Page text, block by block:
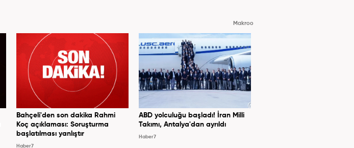
Makroo
Bahçeli'den son dakika Rahmi
Koç açıklaması: Soruşturma
başlatılması yanlıştır
Haber7
ABD yolculuğu başladı! İran Milli
Takımı, Antalya'dan ayrıldı
Haber7